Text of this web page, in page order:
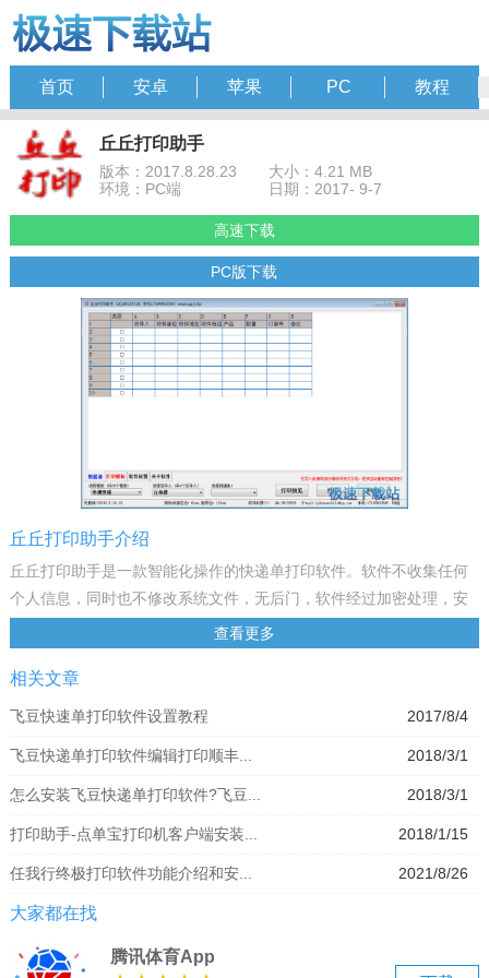
首页 安卓 苹果 PC 教程
丘丘打印助手
版本：2017.8.28.23
大小：4.21 MB
环境：PC端
日期：2017- 9-7
高速下载
PC版下载
丘丘打印助手介绍
丘丘打印助手是一款智能化操作的快递单打印软件。软件不收集任何
个人信息，同时也不修改系统文件，无后门，软件经过加密处理，安
全软件可能拦截，请添加信任处理。
助手介绍
软件支持导入表格文件或手动输入信息。
当导入信息或选择发件人后，自动重新匹配打印信息：
自动将发件人地址匹配到打印模板发件人地址位置。
自动将发件人电话匹配到打印模板发件人电话位置。
自动将收件人地址匹配到打印模板收件人地址位置。
自动将收件电话匹配到打印模板收件电话位置。
同时软件可以自动打印大头笔和日期。
模板中有“大头笔”则为大头笔位置，请设置好字体大小。
查看更多
相关文章
2017/8/4
飞豆快速单打印软件设置教程
2018/3/1
飞豆快递单打印软件编辑打印顺丰...
2018/3/1
怎么安装飞豆快递单打印软件?飞豆...
2018/1/15
打印助手-点单宝打印机客户端安装...
2021/8/26
任我行终极打印软件功能介绍和安...
大家都在找
腾讯体育App